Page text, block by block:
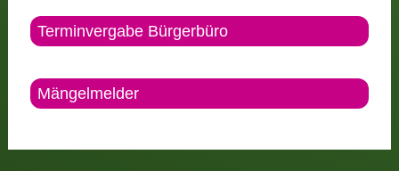
Terminvergabe Bürgerbüro
Mängelmelder